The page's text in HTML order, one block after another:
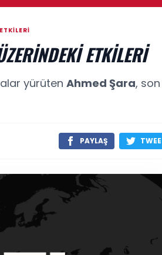
ETKILERI
yürüten Ahmed Şara, son
PAYLAŞ